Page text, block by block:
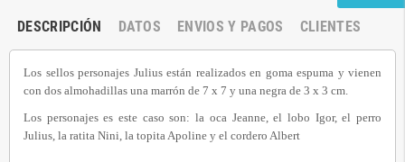
DESCRIPCIÓN DATOS ENVIOS Y PAGOS CLIENTES
Los sellos personajes Julius están realizados en goma espuma y vienen
con dos almohadillas una marrón de 7 x 7 y una negra de 3 x 3 cm.
Los personajes es este caso son: la oca Jeanne, el lobo Igor, el perro
Julius, la ratita Nini, la topita Apoline y el cordero Albert